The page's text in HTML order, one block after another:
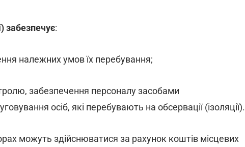
забезпечує:
належних умов їх перебування;
забезпечення персоналу засобами
осіб, які перебувають на обсервації (ізоляції).
можуть здійснюватися за рахунок коштів місцевих